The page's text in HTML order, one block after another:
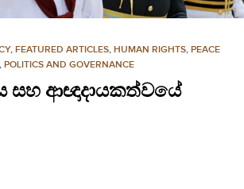
, FEATURED ARTICLES, HUMAN RIGHTS, PEACE
, POLITICS AND GOVERNANCE
සහ ආඥාදායකත්වයේ